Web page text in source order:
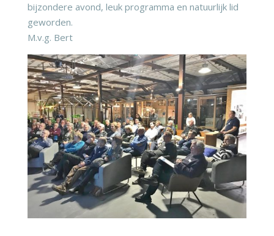
bijzondere avond, leuk programma en natuurlijk lid
geworden.
M.v.g. Bert